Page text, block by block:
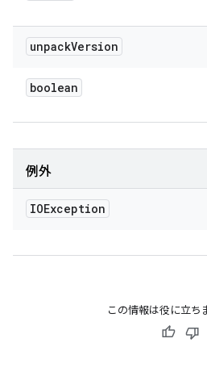
unpackVersion
boolean
例外
IOException
この情報は役に立ち